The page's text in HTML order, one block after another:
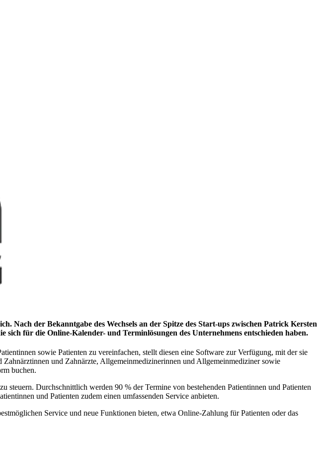
Nach der Bekanntgabe des Wechsels an der Spitze des Start-ups zwischen Patrick Kersten
für die Online-Kalender- und Terminlösungen des Unternehmens entschieden haben.
sowie Patienten zu vereinfachen, stellt diesen eine Software zur Verfügung, mit der sie
und Zahnärzte, Allgemeinmedizinerinnen und Allgemeinmediziner sowie
buchen.
Durchschnittlich werden 90 % der Termine von bestehenden Patientinnen und Patienten
und Patienten zudem einen umfassenden Service anbieten.
Service und neue Funktionen bieten, etwa Online-Zahlung für Patienten oder das